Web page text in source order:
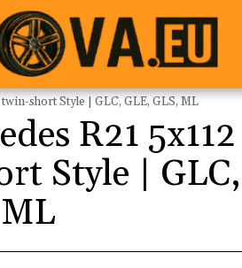
short Style | GLC, GLE, GLS, ML
R21
Style | GLC,